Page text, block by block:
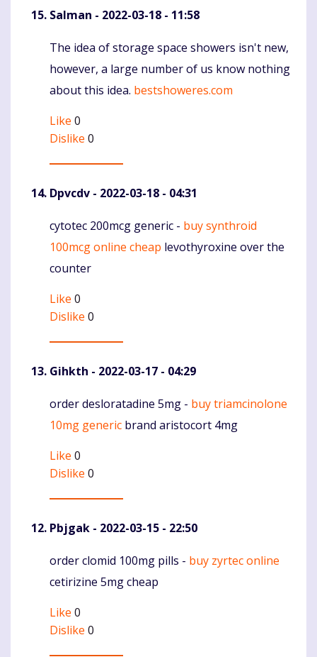
Salman - 2022-03-18 - 11:58
Komentaras
The idea of storage space showers isn't new,
however, a large number of us know nothing
about this idea. bestshoweres.com
Like 0
Dislike 0
Dpvcdv - 2022-03-18 - 04:31
Komentaras
cytotec 200mcg generic - buy synthroid
100mcg online cheap levothyroxine over the
counter
Like 0
Dislike 0
Gihkth - 2022-03-17 - 04:29
Komentaras
order desloratadine 5mg - buy triamcinolone
10mg generic brand aristocort 4mg
Like 0
Dislike 0
Pbjgak - 2022-03-15 - 22:50
Komentaras
order clomid 100mg pills - buy zyrtec online
cetirizine 5mg cheap
Like 0
Dislike 0